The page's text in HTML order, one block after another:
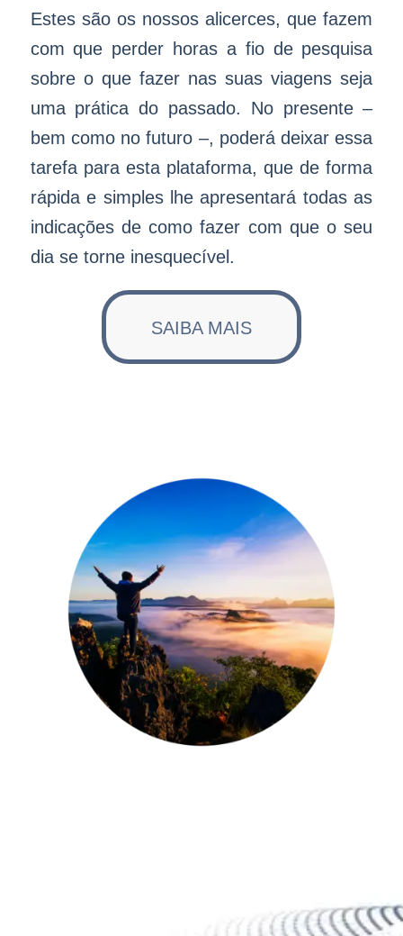
Estes são os nossos alicerces, que fazem
com que perder horas a fio de pesquisa
sobre o que fazer nas suas viagens seja
uma prática do passado. No presente –
bem como no futuro –, poderá deixar essa
tarefa para esta plataforma, que de forma
rápida e simples lhe apresentará todas as
indicações de como fazer com que o seu
dia se torne inesquecível.
SAIBA MAIS